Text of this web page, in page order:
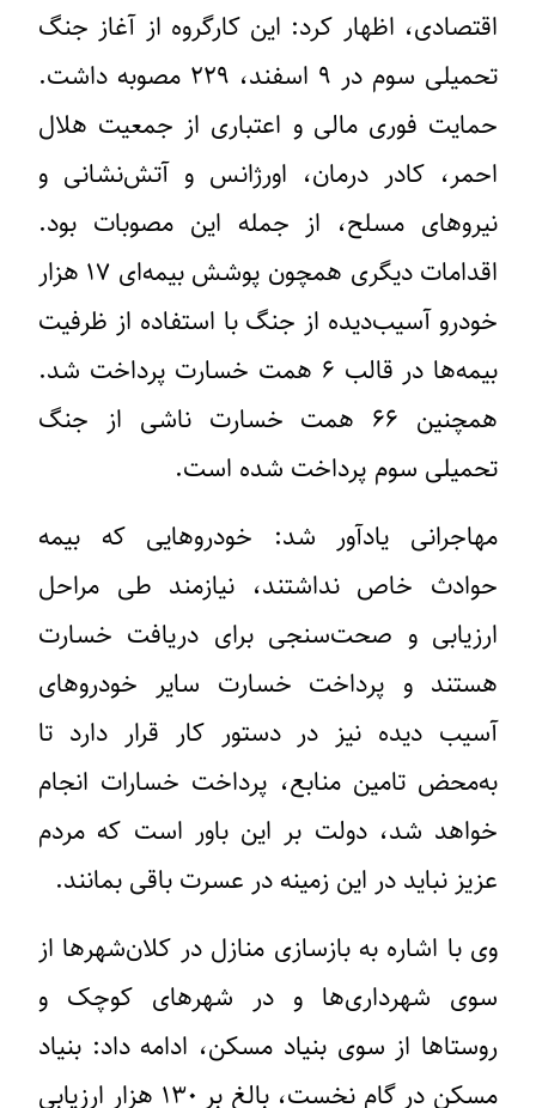
اقتصادی، اظهار کرد: این کارگروه از آغاز جنگ
تحمیلی سوم در ۹ اسفند، ۲۲۹ مصوبه داشت.
حمایت فوری مالی و اعتباری از جمعیت هلال
احمر، کادر درمان، اورژانس و آتش‌نشانی و
نیروهای مسلح، از جمله این مصوبات بود.
اقدامات دیگری همچون پوشش بیمه‌ای ۱۷ هزار
خودرو آسیب‌دیده از جنگ با استفاده از ظرفیت
بیمه‌ها در قالب ۶ همت خسارت پرداخت شد.
همچنین ۶۶ همت خسارت ناشی از جنگ
تحمیلی سوم پرداخت شده است.
مهاجرانی یادآور شد: خودروهایی که بیمه
حوادث خاص نداشتند، نیازمند طی مراحل
ارزیابی و صحت‌سنجی برای دریافت خسارت
هستند و پرداخت خسارت سایر خودروهای
آسیب دیده نیز در دستور کار قرار دارد تا
به‌محض تامین منابع، پرداخت خسارات انجام
خواهد شد، دولت بر این باور است که مردم
عزیز نباید در این زمینه در عسرت باقی بمانند.
وی با اشاره به بازسازی منازل در کلان‌شهرها از
سوی شهرداری‌ها و در شهرهای کوچک و
روستاها از سوی بنیاد مسکن، ادامه داد: بنیاد
مسکن در گام نخست، بالغ بر ۱۳۰ هزار ارزیابی